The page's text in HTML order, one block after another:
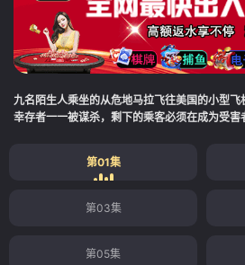
九名陌生人乘坐的从危地马拉飞往美国的小型飞
幸存者一一被谋杀，剩下的乘客必须在成为受害
第01集
第03集
第05集